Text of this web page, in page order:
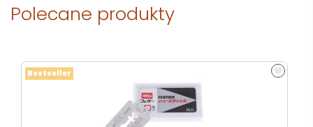
Polecane produkty
Bestseller